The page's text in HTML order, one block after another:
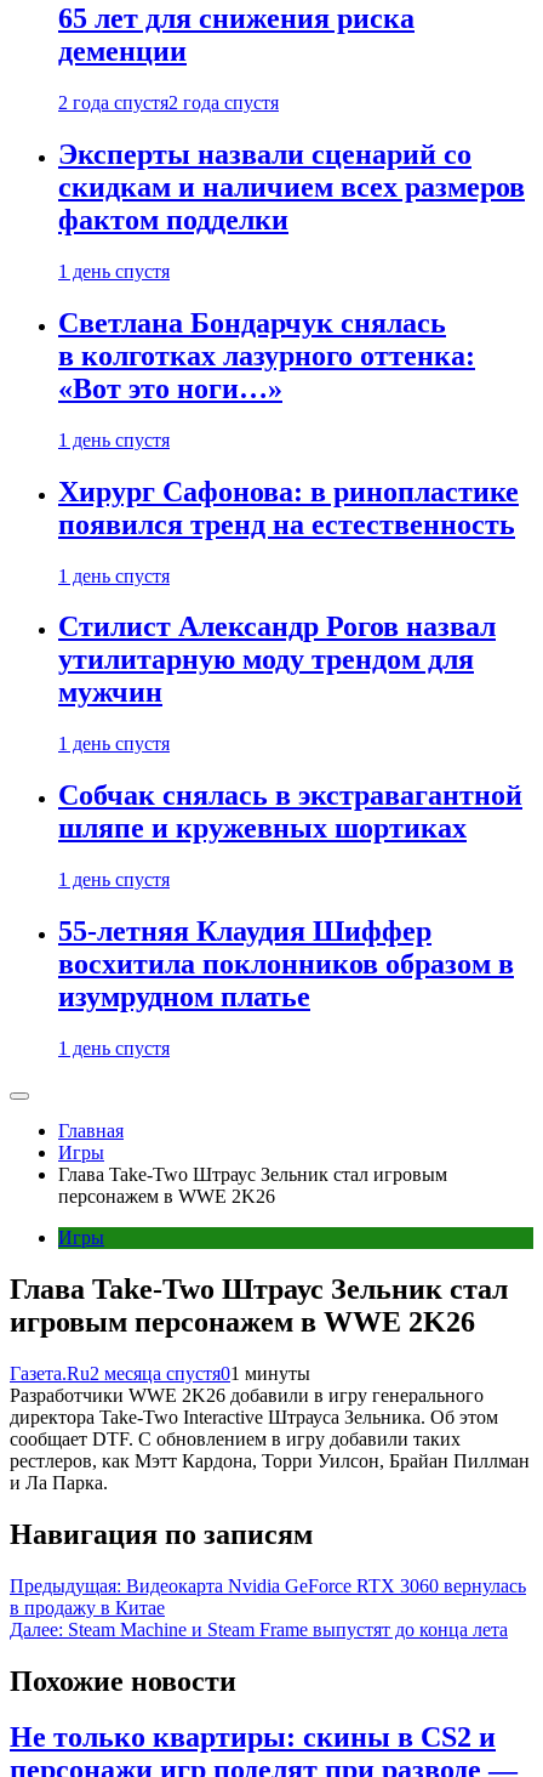
65 лет для снижения риска
деменции
2 года спустя2 года спустя
Эксперты назвали сценарий со
скидкам и наличием всех размеров
фактом подделки
1 день спустя
Светлана Бондарчук снялась
в колготках лазурного оттенка:
«Вот это ноги…»
1 день спустя
Хирург Сафонова: в ринопластике
появился тренд на естественность
1 день спустя
Стилист Александр Рогов назвал
утилитарную моду трендом для
мужчин
1 день спустя
Собчак снялась в экстравагантной
шляпе и кружевных шортиках
1 день спустя
55-летняя Клаудия Шиффер
восхитила поклонников образом в
изумрудном платье
1 день спустя
Главная
Игры
Глава Take-Two Штраус Зельник стал игровым
персонажем в WWE 2K26
Игры
Глава Take-Two Штраус Зельник стал
игровым персонажем в WWE 2K26
Газета.Ru2 месяца спустя01 минуты
Разработчики WWE 2K26 добавили в игру генерального
директора Take-Two Interactive Штрауса Зельника. Об этом
сообщает DTF. С обновлением в игру добавили таких
рестлеров, как Мэтт Кардона, Торри Уилсон, Брайан Пиллман
и Ла Парка.
Навигация по записям
Предыдущая: Видеокарта Nvidia GeForce RTX 3060 вернулась
в продажу в Китае
Далее: Steam Machine и Steam Frame выпустят до конца лета
Похожие новости
Не только квартиры: скины в CS2 и
персонажи игр поделят при разводе —